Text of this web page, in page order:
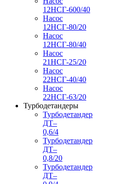
12НСГ-600/40
Насос
12НСГ-80/20
Насос
12НСГ-80/40
Насос
21НСГ-25/20
Насос
22НСГ-40/40
Насос
22НСГ-63/20
Турбодетандеры
Турбодетандер
ДТ–
0,6/4
Турбодетандер
ДТ–
0,8/20
Турбодетандер
ДТ–